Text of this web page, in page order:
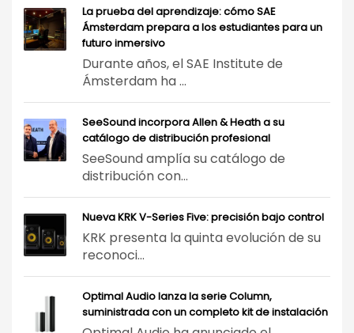
La prueba del aprendizaje: cómo SAE
Ámsterdam prepara a los estudiantes para un
futuro inmersivo
Durante años, el SAE Institute de
Ámsterdam ha ...
SeeSound incorpora Allen & Heath a su
catálogo de distribución profesional
SeeSound amplía su catálogo de
distribución con...
Nueva KRK V-Series Five: precisión bajo control
KRK presenta la quinta evolución de su
reconoci...
Optimal Audio lanza la serie Column,
suministrada con un completo kit de instalación